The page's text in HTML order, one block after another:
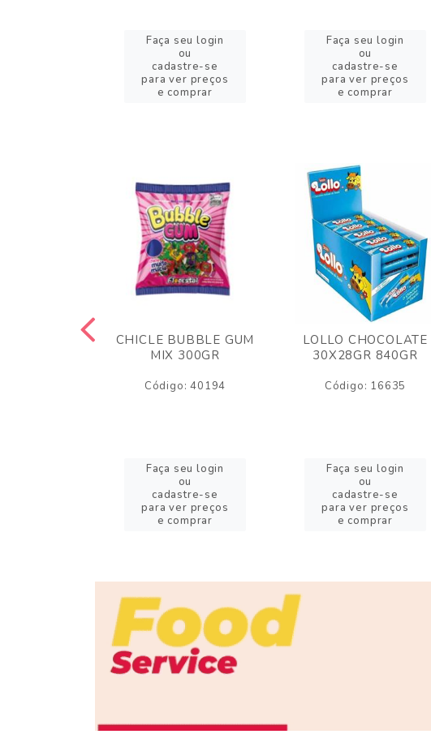
Faça seu login
ou
cadastre-se
para ver preços
e comprar
Faça seu login
ou
cadastre-se
para ver preços
e comprar
CHICLE BUBBLE GUM
MIX 300GR
Código: 40194
Faça seu login
ou
cadastre-se
para ver preços
e comprar
LOLLO CHOCOLATE
30X28GR 840GR
Código: 16635
Faça seu login
ou
cadastre-se
para ver preços
e comprar